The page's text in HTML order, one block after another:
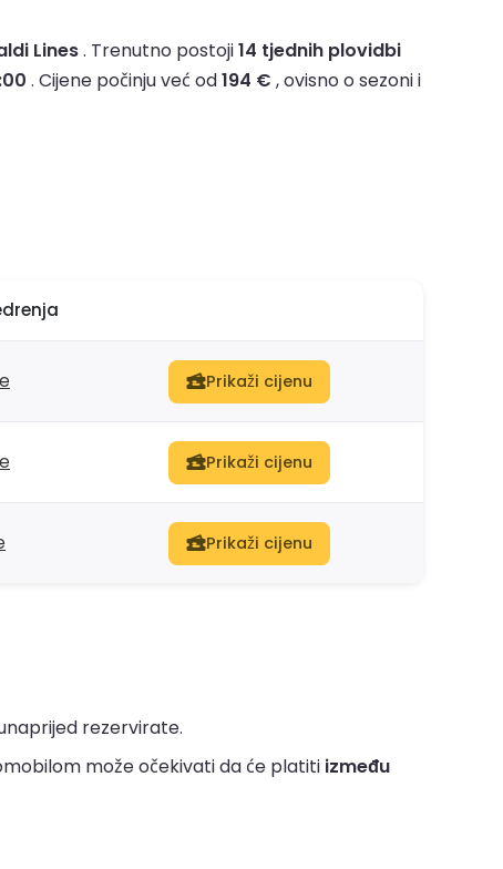
Lines. Trenutno postoji14 tjednih plovidbi
. Cijene počinju već od194 € , ovisno o sezoni i
Prikaži cijenu
Prikaži cijenu
Prikaži cijenu
rezervirate.
može očekivati da će platiti između